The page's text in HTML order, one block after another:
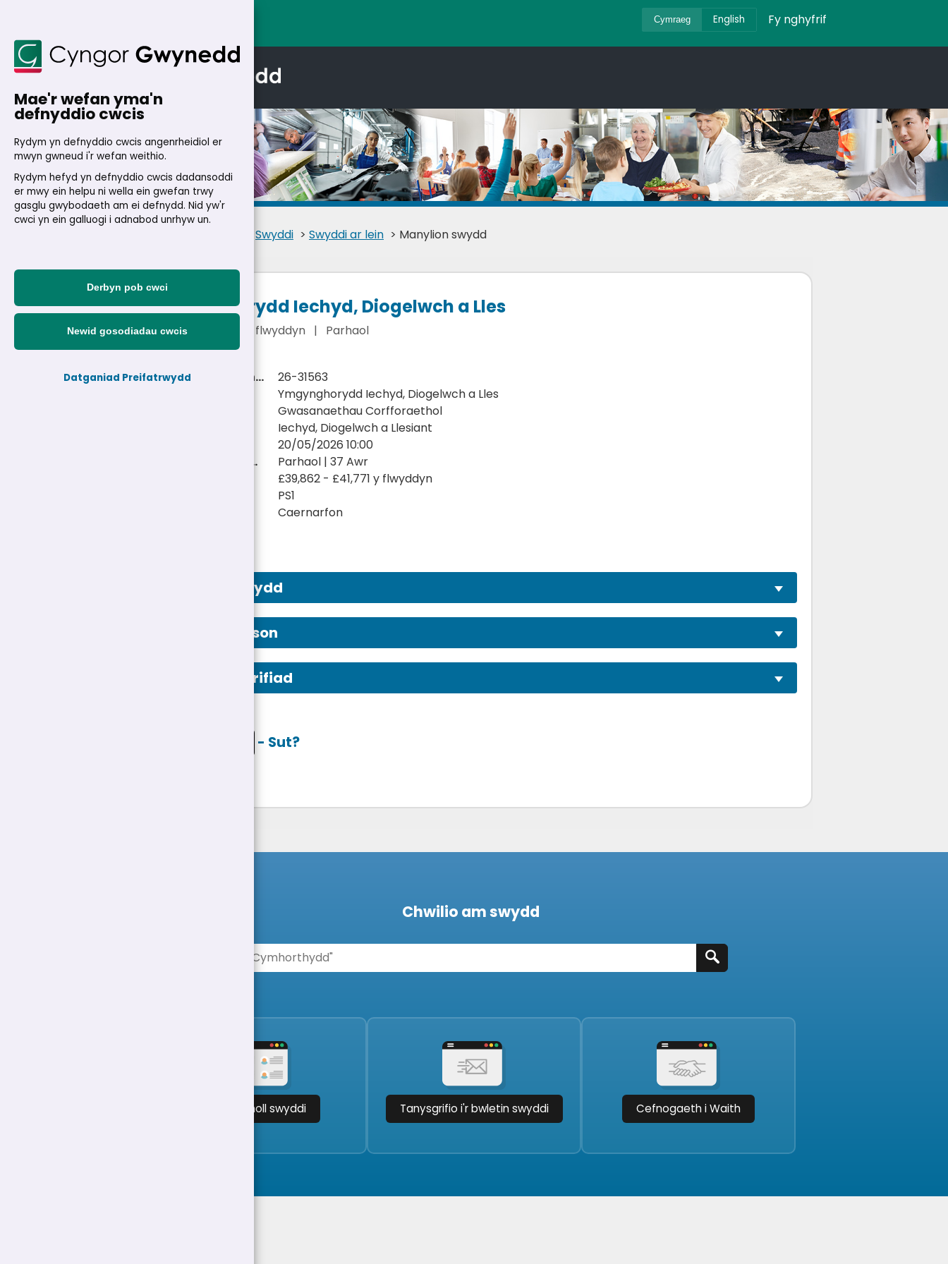
Cymraeg English Fy nghyfrif
Manylion
Swyddi > Swyddi ar lein > Manylion swydd
Ymgynghorydd Iechyd, Diogelwch a Lles
£39,862 - £41,771 y flwyddyn | Parhaol
Cyfeirnod personel:
26-31563
Ymgynghorydd Iechyd, Diogelwch a Lles
Gwasanaethau Corfforaethol
Iechyd, Diogelwch a Llesiant
20/05/2026 10:00
Math Swydd/Oriau:
Parhaol | 37 Awr
£39,862 - £41,771 y flwyddyn
PS1
Caernarfon
Hysbyseb Swydd
Manylion Person
Swydd Ddisgrifiad
- Sut?
Chwilio am swydd
Gweld holl swyddi Tanysgrifio i'r bwletin swyddi Cefnogaeth i Waith
Mae'r wefan yma'n
defnyddio cwcis
Rydym yn defnyddio cwcis angenrheidiol er
mwyn gwneud i'r wefan weithio.
Rydym hefyd yn defnyddio cwcis dadansoddi
er mwy ein helpu ni wella ein gwefan trwy
gasglu gwybodaeth am ei defnydd. Nid yw'r
cwci yn ein galluogi i adnabod unrhyw un.
Derbyn pob cwci
Newid gosodiadau cwcis
Datganiad Preifatrwydd